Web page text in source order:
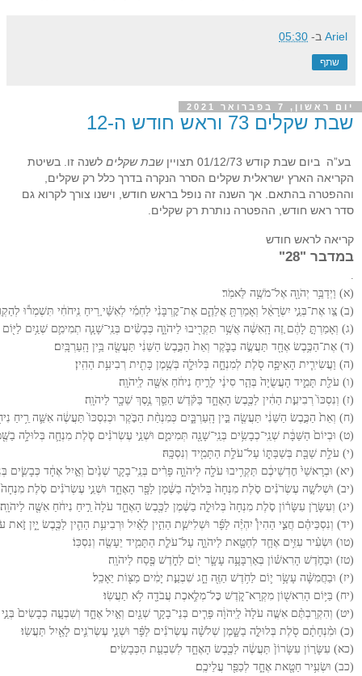
Ariel ב- 05:30
שתף
יום ראשון, 7 בפברואר 2021
שבת שקלים 73 וראש חודש ה-12
בע”ה ביום שבת קודש 01/12/73 תצויין שבת שקלים לשנה זו. בשיטת
הקריאה הארץ ישראלית שקלים הסרר הנקרה בדרך כלל רק שקלים,
וההפטרה בהתאם. אך השנה זה נופל בראש חודש, וישנו צורך לקרוא גם
סדר ראש חודש, ההפטרה נותרת רק שקלים.
קריאה לראש חודש
במדבר "28"
(א) וַיְדַבֵּ֥ר יְהֹוָ֖ה אֶל־מֹשֶׁ֥ה לֵּאמֹֽר׃
(ב) צַ֚ו אֶת־בְּנֵ֣י יִשְׂרָאֵ֔ל וְאָמַרְתָּ֖ אֲלֵהֶ֑ם אֶת־קׇרְבָּנִ֨י לַחְמִ֜י לְאִשַּׁ֗י רֵ֚יחַ נִֽיחֹחִ֔י תִּשְׁמְר֕וּ
(ג) וְאָמַרְתָּ֣ לָהֶ֔ם זֶ֚ה הָֽאִשֶּׁ֔ה אֲשֶׁ֥ר תַּקְרִ֖יבוּ לַיהֹוָ֑ה כְּבָשִׂ֨ים בְּנֵֽי־שָׁנָ֧ה תְמִימִ֛ם שְׁנַ֥יִם לַיּ֖וֹם
(ד) אֶת־הַכֶּ֥בֶשׂ אֶחָ֖ד תַּעֲשֶׂ֣ה בַבֹּ֑קֶר וְאֵת֙ הַכֶּ֣בֶשׂ הַשֵּׁנִ֔י תַּעֲשֶׂ֖ה בֵּ֥ין הָֽעַרְבָּֽיִם׃
(ה) וַעֲשִׂירִ֧ית הָאֵיפָ֛ה סֹ֖לֶת לְמִנְחָ֑ה בְּלוּלָ֛ה בְּשֶׁ֥מֶן כָּתִ֖ית רְבִיעִ֥ת הַהִֽין׃
(ו) עֹלַ֖ת תָּמִ֑יד הָעֲשֻׂיָה֙ בְּהַ֣ר סִינַ֔י לְרֵ֣יחַ נִיחֹ֔חַ אִשֶּׁ֖ה לַֽיהֹוָֽה׃
(ז) וְנִסְכּוֹ֙ רְבִיעִ֣ת הַהִ֔ין לַכֶּ֖בֶשׂ הָאֶחָ֑ד בַּקֹּ֗דֶשׁ הַסֵּ֛ךְ נֶ֥סֶךְ שֵׁכָ֖ר לַיהֹוָֽה׃
(ח) וְאֵת֙ הַכֶּ֣בֶשׂ הַשֵּׁנִ֔י תַּעֲשֶׂ֖ה בֵּ֣ין הָֽעַרְבָּ֑יִם כְּמִנְחַ֨ת הַבֹּ֤קֶר וּכְנִסְכּוֹ֙ תַּעֲשֶׂ֔ה אִשֵּׁ֛ה רֵ֥יחַ
(ט) וּבְיוֹם֙ הַשַּׁבָּ֔ת שְׁנֵֽי־כְבָשִׂ֥ים בְּנֵֽי־שָׁנָ֖ה תְּמִימִ֑ם וּשְׁנֵ֣י עֶשְׂרֹנִ֗ים סֹ֧לֶת מִנְחָ֛ה בְּלוּלָ֥ה
(י) עֹלַ֥ת שַׁבַּ֖ת בְּשַׁבַּתּ֑וֹ עַל־עֹלַ֥ת הַתָּמִ֖יד וְנִסְכָּֽהּ׃
(יא) וּבְרָאשֵׁי֙ חׇדְשֵׁיכֶ֔ם תַּקְרִ֥יבוּ עֹלָ֖ה לַיהֹוָ֑ה פָּרִ֨ים בְּנֵֽי־בָקָ֤ר שְׁנַ֙יִם֙ וְאַ֣יִל אֶחָ֔ד כְּבָשִׂ֧ים
(יב) וּשְׁלֹשָׁ֣ה עֶשְׂרֹנִ֗ים סֹ֤לֶת מִנְחָה֙ בְּלוּלָ֣ה בַשֶּׁ֔מֶן לַפָּ֖ר הָאֶחָ֑ד וּשְׁנֵ֣י עֶשְׂרֹנִ֗ים סֹ֤לֶת מִנְחָה֙
(יג) וְעִשָּׂרֹ֣ן עִשָּׂר֗וֹן סֹ֤לֶת מִנְחָה֙ בְּלוּלָ֣ה בַשֶּׁ֔מֶן לַכֶּ֖בֶשׂ הָאֶחָ֑ד עֹלָה֙ רֵ֣יחַ נִיחֹ֔חַ אִשֶּׁ֖ה לַיהֹוָֽה׃
(יד) וְנִסְכֵּיהֶ֗ם חֲצִ֣י הַהִין֩ יִהְיֶ֨ה לַפָּ֜ר וּשְׁלִישִׁ֧ת הַהִ֣ין לָאַ֗יִל וּרְבִיעִ֥ת הַהִ֛ין לַכֶּ֖בֶשׂ יָ֑יִן
(טו) וּשְׂעִ֨יר עִזִּ֥ים אֶחָ֛ד לְחַטָּ֖את לַיהֹוָ֑ה עַל־עֹלַ֧ת הַתָּמִ֛יד יֵעָשֶׂ֖ה וְנִסְכּֽוֹ׃
(טז) וּבַחֹ֣דֶשׁ הָרִאשׁ֗וֹן בְּאַרְבָּעָ֥ה עָשָׂ֛ר י֖וֹם לַחֹ֑דֶשׁ פֶּ֖סַח לַיהֹוָֽה׃
(יז) וּבַחֲמִשָּׁ֨ה עָשָׂ֥ר י֛וֹם לַחֹ֥דֶשׁ הַזֶּ֖ה חָ֑ג שִׁבְעַ֣ת יָמִ֔ים מַצּ֖וֹת יֵאָכֵֽל׃
(יח) בַּיּ֥וֹם הָרִאשׁ֖וֹן מִקְרָא־קֹ֑דֶשׁ כׇּל־מְלֶ֥אכֶת עֲבֹדָ֖ה לֹ֥א תַעֲשֽׂוּ׃
(יט) וְהִקְרַבְתֶּ֨ם אִשֶּׁ֤ה עֹלָה֙ לַֽיהֹוָ֔ה פָּרִ֧ים בְּנֵי־בָקָ֛ר שְׁנַ֖יִם וְאַ֣יִל אֶחָ֑ד וְשִׁבְעָ֤ה כְבָשִׂים֙ בְּנֵ֣י
(כ) וּמִ֨נְחָתָ֔ם סֹ֖לֶת בְּלוּלָ֣ה בַשָּׁ֑מֶן שְׁלֹשָׁ֨ה עֶשְׂרֹנִ֜ים לַפָּ֗ר וּשְׁנֵ֧י עֶשְׂרֹנִ֛ים לָאַ֖יִל תַּעֲשֽׂוּ׃
(כא) עִשָּׂר֤וֹן עִשָּׂרוֹן֙ תַּעֲשֶׂ֔ה לַכֶּ֖בֶשׂ הָאֶחָ֑ד לְשִׁבְעַ֖ת הַכְּבָשִֽׂים׃
(כב) וּשְׂעִ֥יר חַטָּ֖את אֶחָ֑ד לְכַפֵּ֖ר עֲלֵיכֶֽם׃